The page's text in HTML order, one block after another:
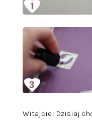
Witajcie! Dzisiaj